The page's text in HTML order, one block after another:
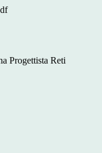
Progettista Reti